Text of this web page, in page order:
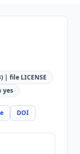
| file LICENSE
yes
DOI